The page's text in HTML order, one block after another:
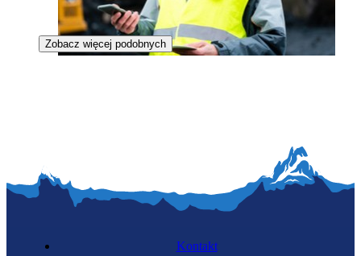
Zobacz więcej podobnych
Kontakt